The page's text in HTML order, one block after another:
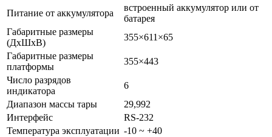
Питание от аккумулятора
встроенный аккумулятор или от
батарея
Габаритные размеры
(ДхШхВ)
355×611×65
Габаритные размеры
платформы
355×443
Число разрядов
индикатора
6
Диапазон массы тары
29,992
Интерфейс
RS-232
Температура эксплуатации -10 ~ +40